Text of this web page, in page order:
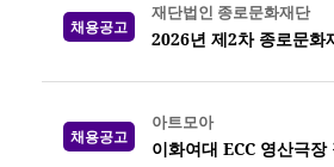
채용공고
재단법인 종로문화재단
2026년 제2차 종로문화
채용공고
아트모아
이화여대 ECC 영산극